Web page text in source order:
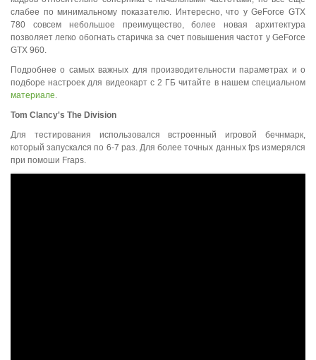
слабее по минимальному показателю. Интересно, что у GeForce GTX
780 совсем небольшое преимущество, более новая архитектура
позволяет легко обогнать старичка за счет повышения частот у GeForce
GTX 960.
Подробнее о самых важных для производительности параметрах и о
подборе настроек для видеокарт с 2 ГБ читайте в нашем специальном
материале.
Tom Clancy's The Division
Для тестирования использовался встроенный игровой бечнмарк,
который запускался по 6-7 раз. Для более точных данных fps измерялся
при помоши Fraps.